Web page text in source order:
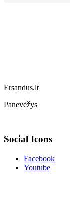
Ersandus.lt
Panevėžys
Social Icons
Facebook
Youtube